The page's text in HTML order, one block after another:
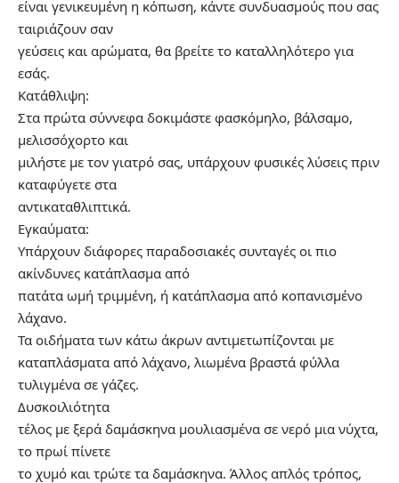
είναι γενικευμένη η κόπωση, κάντε συνδυασμούς που σας
ταιριάζουν σαν
γεύσεις και αρώματα, θα βρείτε το καταλληλότερο για
εσάς.
Κατάθλιψη:
Στα πρώτα σύννεφα δοκιμάστε φασκόμηλο, βάλσαμο,
μελισσόχορτο και
μιλήστε με τον γιατρό σας, υπάρχουν φυσικές λύσεις πριν
καταφύγετε στα
αντικαταθλιπτικά.
Εγκαύματα:
Υπάρχουν διάφορες παραδοσιακές συνταγές οι πιο
ακίνδυνες κατάπλασμα από
πατάτα ωμή τριμμένη, ή κατάπλασμα από κοπανισμένο
λάχανο.
Τα οιδήματα των κάτω άκρων αντιμετωπίζονται με
καταπλάσματα από λάχανο, λιωμένα βραστά φύλλα
τυλιγμένα σε γάζες.
Δυσκοιλιότητα
τέλος με ξερά δαμάσκηνα μουλιασμένα σε νερό μια νύχτα,
το πρωί πίνετε
το χυμό και τρώτε τα δαμάσκηνα. Άλλος απλός τρόπος,